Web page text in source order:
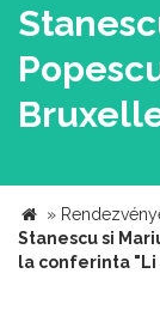
»
Stanescu si
la conferinta "Li